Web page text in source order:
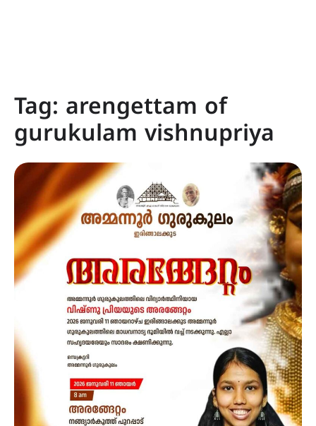
Tag: arengettam of
gurukulam vishnupriya